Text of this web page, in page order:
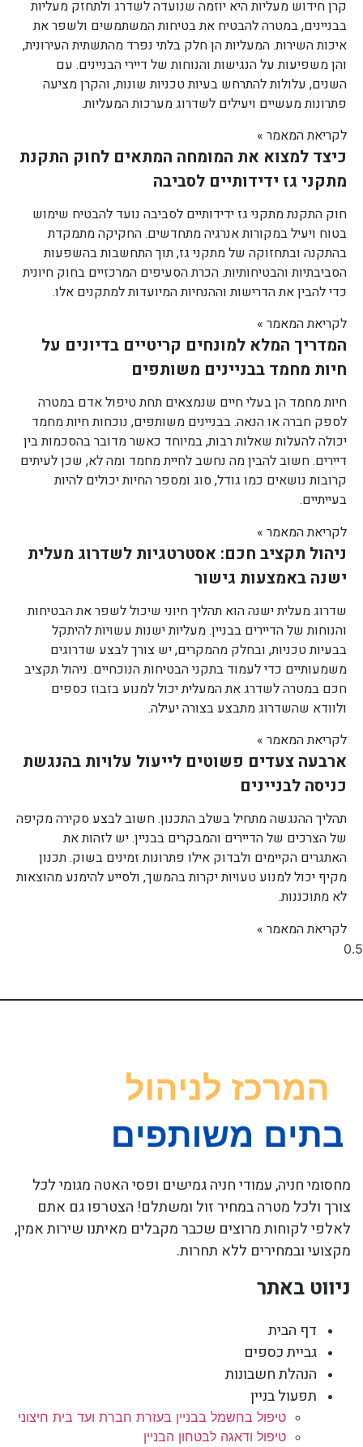
קרן חידוש מעליות היא יוזמה שנועדה לשדרג ולתחזק מעליות
בבניינים, במטרה להבטיח את בטיחות המשתמשים ולשפר את
איכות השירות. המעליות הן חלק בלתי נפרד מהתשתית העירונית,
והן משפיעות על הנגישות והנוחות של דיירי הבניינים. עם
השנים, עלולות להתרחש בעיות טכניות שונות, והקרן מציעה
פתרונות מעשיים ויעילים לשדרוג מערכות המעליות.
לקריאת המאמר »
כיצד למצוא את המומחה המתאים לחוק התקנת
מתקני גז ידידותיים לסביבה
חוק התקנת מתקני גז ידידותיים לסביבה נועד להבטיח שימוש
בטוח ויעיל במקורות אנרגיה מתחדשים. החקיקה מתמקדת
בהתקנה ובתחזוקה של מתקני גז, תוך התחשבות בהשפעות
הסביבתיות והבטיחותיות. הכרת הסעיפים המרכזיים בחוק חיונית
כדי להבין את הדרישות וההנחיות המיועדות למתקנים אלו.
לקריאת המאמר »
המדריך המלא למונחים קריטיים בדיונים על
חיות מחמד בבניינים משותפים
חיות מחמד הן בעלי חיים שנמצאים תחת טיפול אדם במטרה
לספק חברה או הנאה. בבניינים משותפים, נוכחות חיות מחמד
יכולה להעלות שאלות רבות, במיוחד כאשר מדובר בהסכמות בין
דיירים. חשוב להבין מה נחשב לחיית מחמד ומה לא, שכן לעיתים
קרובות נושאים כמו גודל, סוג ומספר החיות יכולים להיות
בעייתיים.
לקריאת המאמר »
ניהול תקציב חכם: אסטרטגיות לשדרוג מעלית
ישנה באמצעות גישור
שדרוג מעלית ישנה הוא תהליך חיוני שיכול לשפר את הבטיחות
והנוחות של הדיירים בבניין. מעליות ישנות עשויות להיתקל
בבעיות טכניות, ובחלק מהמקרים, יש צורך לבצע שדרוגים
משמעותיים כדי לעמוד בתקני הבטיחות הנוכחיים. ניהול תקציב
חכם במטרה לשדרג את המעלית יכול למנוע בזבוז כספים
ולוודא שהשדרוג מתבצע בצורה יעילה.
לקריאת המאמר »
ארבעה צעדים פשוטים לייעול עלויות בהנגשת
כניסה לבניינים
תהליך ההנגשה מתחיל בשלב התכנון. חשוב לבצע סקירה מקיפה
של הצרכים של הדיירים והמבקרים בבניין. יש לזהות את
האתגרים הקיימים ולבדוק אילו פתרונות זמינים בשוק. תכנון
מקיף יכול למנוע טעויות יקרות בהמשך, ולסייע להימנע מהוצאות
לא מתוכננות.
לקריאת המאמר »
מחסומי חניה, עמודי חניה גמישים ופסי האטה מגומי לכל
צורך ולכל מטרה במחיר זול ומשתלם! הצטרפו גם אתם
לאלפי לקוחות מרוצים שכבר מקבלים מאיתנו שירות אמין,
מקצועי ובמחירים ללא תחרות.
ניווט באתר
דף הבית
גביית כספים
הנהלת חשבונות
תפעול בניין
טיפול בחשמל בבניין בעזרת חברת ועד בית חיצוני
טיפול ודאגה לבטחון הבניין